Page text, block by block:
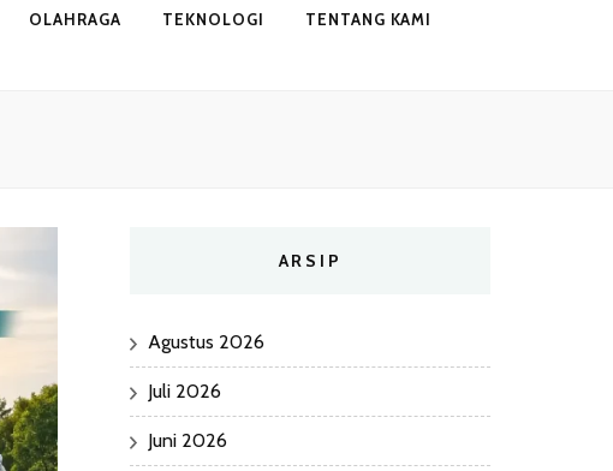
OLAHRAGA TEKNOLOGI TENTANG KAMI
ARSIP
Agustus 2026
Juli 2026
Juni 2026